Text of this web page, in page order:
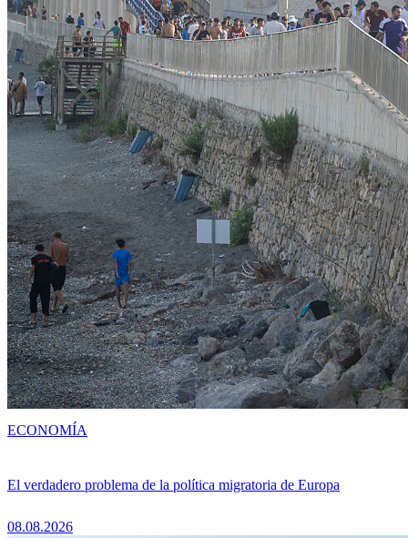
El verdadero problema de la política migratoria de Europa
08.08.2026
ECONOMÍA